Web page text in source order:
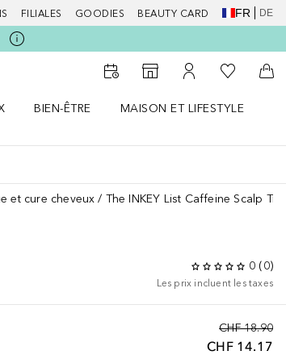
FILIALES GOODIES BEAUTY CARD FR DE
Vers le Storefinder
Vers Mon Compte
Vers Ma
BIEN-ÊTRE
MAISON ET LIFESTYLE
et cure cheveux The INKEY List Caffeine Scalp
0 (0)
Les prix incluent les taxes
CHF 18.90
CHF 14.17